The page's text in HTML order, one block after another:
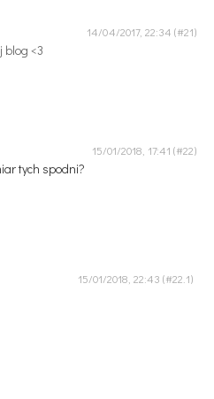
14/04/2017, 22:34
blog <3
15/01/2018, 17:41
tych spodni?
15/01/2018, 22:43